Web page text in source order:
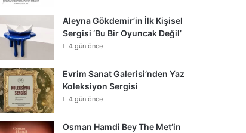
Aleyna Gökdemir’in İlk Kişisel
Sergisi ‘Bu Bir Oyuncak Değil’
4 gün önce
Evrim Sanat Galerisi’nden Yaz
Koleksiyon Sergisi
4 gün önce
Osman Hamdi Bey The Met’in